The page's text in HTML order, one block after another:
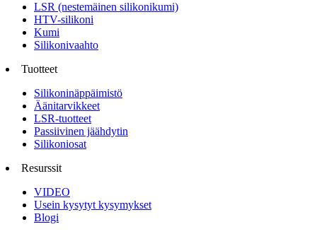
LSR (nestemäinen silikonikumi)
HTV-silikoni
Kumi
Silikonivaahto
Tuotteet
Silikoninäppäimistö
Äänitarvikkeet
LSR-tuotteet
Passiivinen jäähdytin
Silikoniosat
Resurssit
VIDEO
Usein kysytyt kysymykset
Blogi